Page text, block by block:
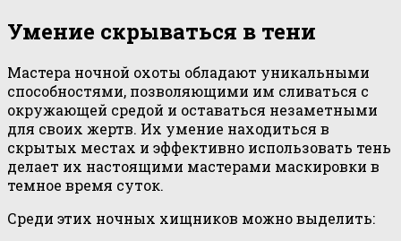
Умение скрываться в тени
Мастера ночной охоты обладают уникальными
способностями, позволяющими им сливаться с
окружающей средой и оставаться незаметными
для своих жертв. Их умение находиться в
скрытых местах и эффективно использовать тень
делает их настоящими мастерами маскировки в
темное время суток.
Среди этих ночных хищников можно выделить: